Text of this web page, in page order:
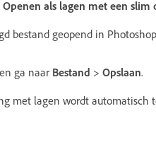
Openen als lagen met een
bestand geopend in
ga naar Bestand > Opslaan.
met lagen wordt automatisch